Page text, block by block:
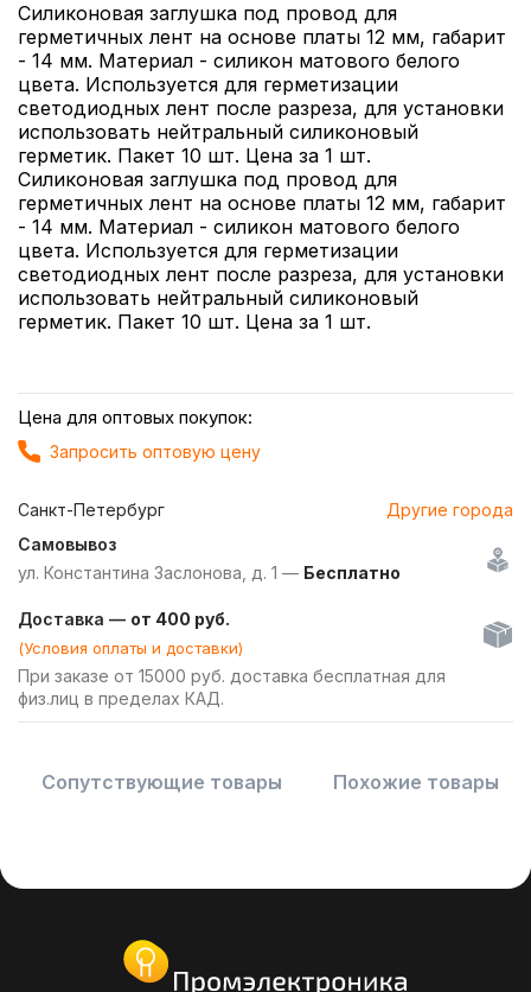
Силиконовая заглушка под провод для
герметичных лент на основе платы 12 мм, габарит
- 14 мм. Материал - силикон матового белого
цвета. Используется для герметизации
светодиодных лент после разреза, для установки
использовать нейтральный силиконовый
герметик. Пакет 10 шт. Цена за 1 шт.
Силиконовая заглушка под провод для
герметичных лент на основе платы 12 мм, габарит
- 14 мм. Материал - силикон матового белого
цвета. Используется для герметизации
светодиодных лент после разреза, для установки
использовать нейтральный силиконовый
герметик. Пакет 10 шт. Цена за 1 шт.
Цена для оптовых покупок:
Запросить оптовую цену
Санкт-Петербург
Другие города
Самовывоз
ул. Константина Заслонова, д. 1 — Бесплатно
Доставка — от 400 руб.
(Условия оплаты и доставки)
При заказе от 15000 руб. доставка бесплатная для
физ.лиц в пределах КАД.
Сопутствующие товары Похожие товары